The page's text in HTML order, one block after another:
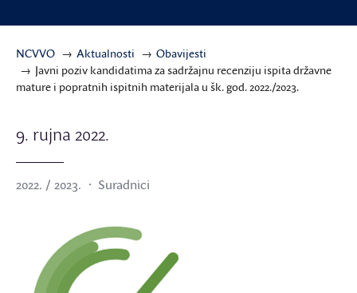
NCVVO Aktualnosti
Obavijesti
Javni poziv kandidatima za sadržajnu recenziju ispita državne
mature i popratnih ispitnih materijala u šk. god. 2022./2023.
9. rujna 2022.
2022. / 2023. Suradnici